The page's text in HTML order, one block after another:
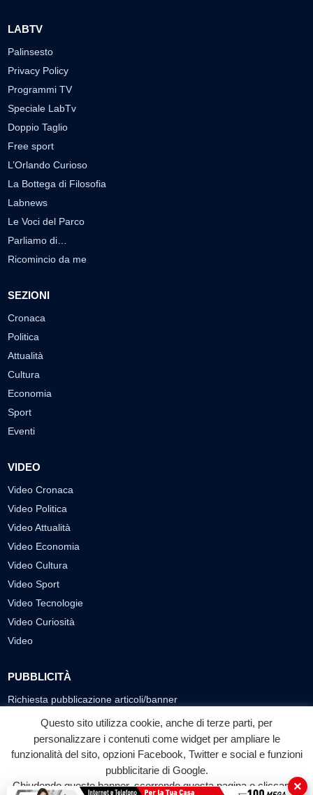
LABTV
Palinsesto
Privacy Policy
Programmi TV
Speciale LabTv
Doppio Taglio
Free sport
L’Orlando Curioso
La Bottega di Filosofia
Labnews
Le Voci del Parco
Parliamo di…
Ricomincio da me
SEZIONI
Cronaca
Politica
Attualità
Cultura
Economia
Sport
Eventi
VIDEO
Video Cronaca
Video Politica
Video Attualità
Video Economia
Video Cultura
Video Sport
Video Tecnologie
Video Curiosità
Video
PUBBLICITÀ
Richiesta pubblicazione articoli/banner
SEGUICI SUI SOCIAL
f
Facebook
◎ ▶
YouTube
Questo sito utilizza cookie, anche di terze parti, per
personalizzare i contenuti come widget per ampliare le
funzionalità del sito, opzioni Facebook, Twitter e social e funzioni
pubblicitarie di Google.
Chiudendo questo banner, scorrendo questa pagina o cliccando
×